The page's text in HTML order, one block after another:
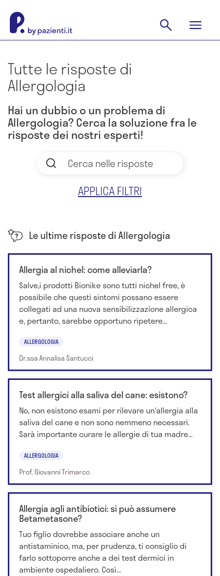
Tutte le risposte di
Allergologia
Hai un dubbio o un problema di
Allergologia? Cerca la soluzione fra le
risposte dei nostri esperti!
APPLICA FILTRI
Le ultime risposte di Allergologia
Allergia al nichel: come alleviarla?
Salve,i prodotti Bionike sono tutti nichel free, è
possibile che questi sintomi possano essere
collegati ad una nuova sensibilizzazione allergica
e, pertanto, sarebbe opportuno ripetere...
ALLERGOLOGIA
Dr.ssa Annalisa Santucci
Test allergici alla saliva del cane: esistono?
No, non esistono esami per rilevare un'allergia alla
saliva del cane e non sono nemmeno necessari.
Sarà importante curare le allergie di tua madre...
ALLERGOLOGIA
Prof. Giovanni Trimarco
Allergia agli antibiotici: si può assumere
Betametasone?
Tuo figlio dovrebbe associare anche un
antistaminico, ma, per prudenza, ti consiglio di
farlo sottoporre anche a dei test dermici in
ambiente ospedaliero. Così...